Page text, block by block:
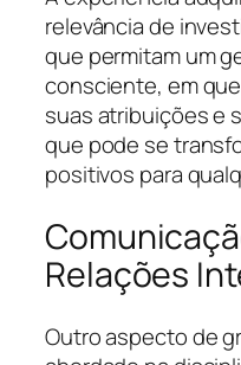
relevância de
que permitam um
consciente, em
suas atribuições e
que pode se
positivos para
Relações
Outro aspecto de